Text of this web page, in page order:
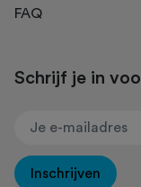
FAQ
Schrijf je in
Inschrijven